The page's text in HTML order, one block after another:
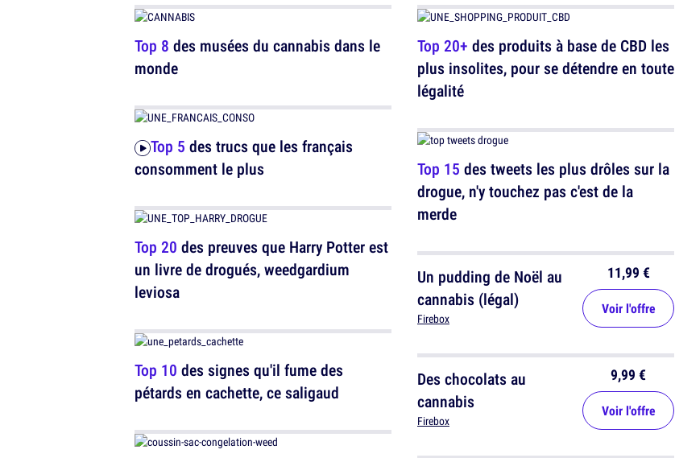
Top 8 des musées du cannabis dans le
monde
Top 5 des trucs que les français
consomment le plus
Top 20 des preuves que Harry Potter est
un livre de drogués, weedgardium
leviosa
Top 10 des signes qu'il fume des
pétards en cachette, ce saligaud
Top 20+ des produits à base de CBD les
plus insolites, pour se détendre en toute
légalité
Top 15 des tweets les plus drôles sur la
drogue, n'y touchez pas c'est de la
merde
Un pudding de Noël au
cannabis (légal)
Firebox
11,99 €
Voir l'offre
Des chocolats au
cannabis
Firebox
9,99 €
Voir l'offre